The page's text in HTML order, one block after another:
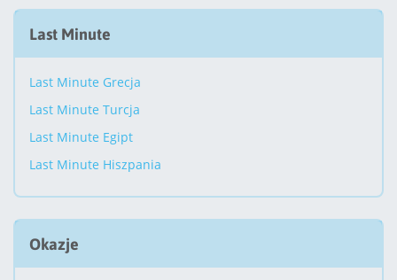
Last Minute
Last Minute Grecja
Last Minute Turcja
Last Minute Egipt
Last Minute Hiszpania
Okazje